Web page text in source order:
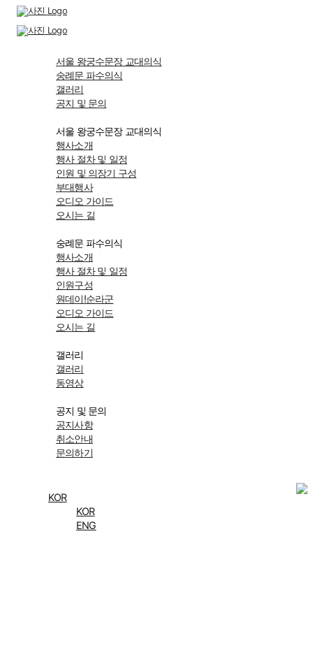
서울 왕궁수문장 교대의식
숭례문 파수의식
갤러리
공지 및 문의
서울 왕궁수문장 교대의식
행사소개
행사 절차 및 일정
인원 및 의장기 구성
부대행사
오디오 가이드
오시는 길
숭례문 파수의식
행사소개
행사 절차 및 일정
인원구성
원데이!순라군
오디오 가이드
오시는 길
갤러리
갤러리
동영상
공지 및 문의
공지사항
취소안내
문의하기
KOR
KOR
ENG